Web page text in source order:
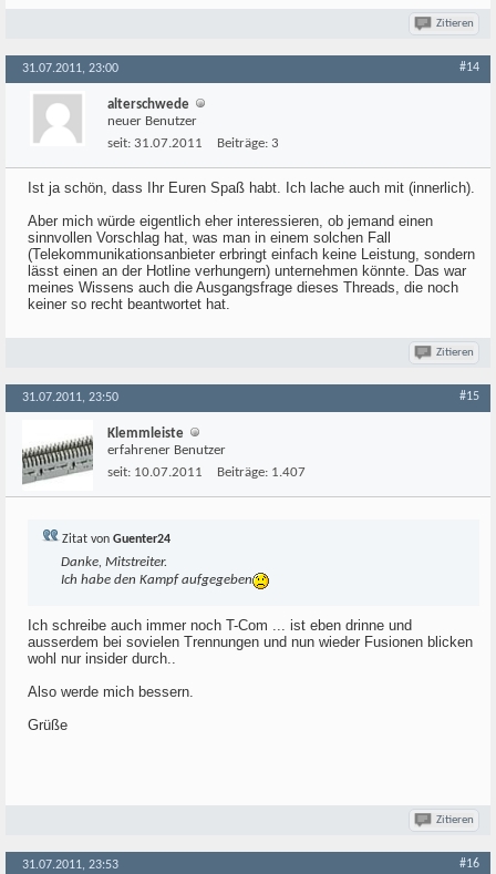
Zitieren
31.07.2011, 23:00 #14
alterschwede
neuer Benutzer
seit: 31.07.2011 Beiträge: 3
Ist ja schön, dass Ihr Euren Spaß habt. Ich lache auch mit (innerlich).
Aber mich würde eigentlich eher interessieren, ob jemand einen
sinnvollen Vorschlag hat, was man in einem solchen Fall
(Telekommunikationsanbieter erbringt einfach keine Leistung, sondern
lässt einen an der Hotline verhungern) unternehmen könnte. Das war
meines Wissens auch die Ausgangsfrage dieses Threads, die noch
keiner so recht beantwortet hat.
Zitieren
31.07.2011, 23:50 #15
Klemmleiste
erfahrener Benutzer
seit: 10.07.2011 Beiträge: 1.407
Zitat von Guenter24
Danke, Mitstreiter.
Ich habe den Kampf aufgegeben
Ich schreibe auch immer noch T-Com ... ist eben drinne und
ausserdem bei sovielen Trennungen und nun wieder Fusionen blicken
wohl nur insider durch..
Also werde mich bessern.
Grüße
Zitieren
31.07.2011, 23:53 #16